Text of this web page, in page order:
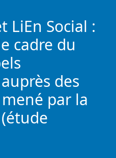
LiEn Social :
cadre du
des
par la